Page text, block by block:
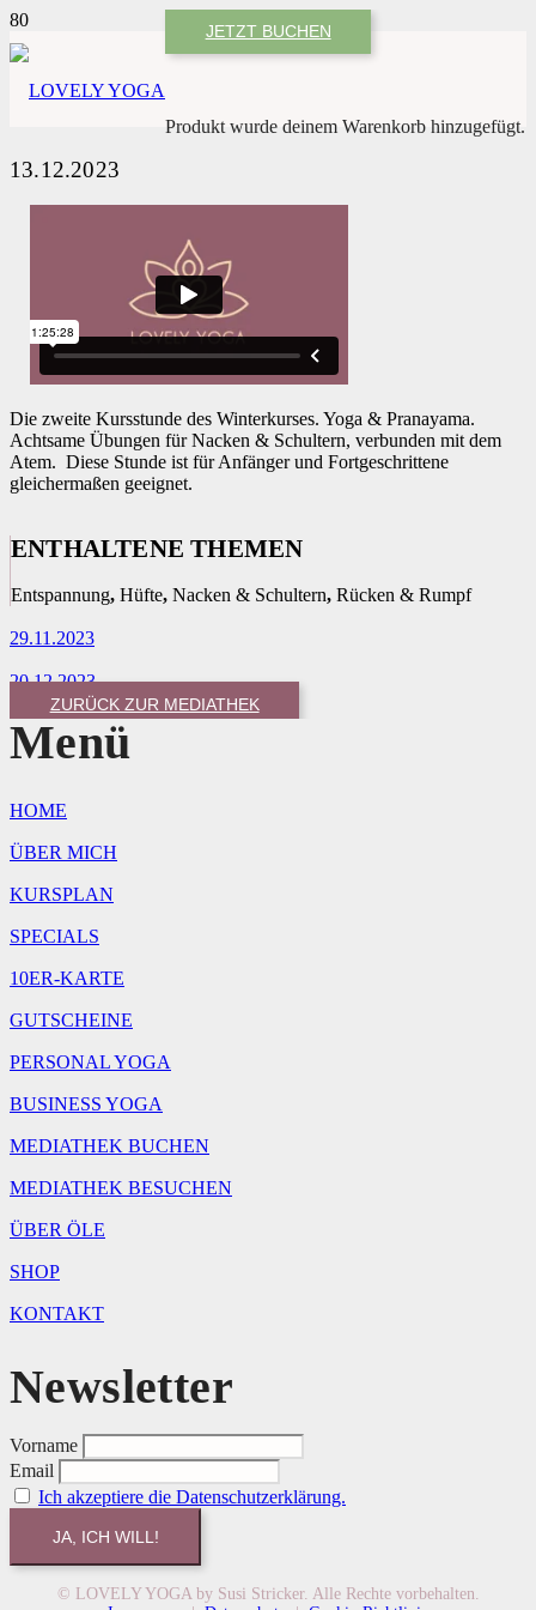
JETZT BUCHEN
Produkt wurde deinem Warenkorb hinzugefügt.
13.12.2023
Die zweite Kursstunde des Winterkurses. Yoga & Pranayama.
Achtsame Übungen für Nacken & Schultern, verbunden mit dem
Atem. Diese Stunde ist für Anfänger und Fortgeschrittene
gleichermaßen geeignet.
ENTHALTENE THEMEN
Entspannung, Hüfte, Nacken & Schultern, Rücken & Rumpf
29.11.2023
20.12.2023
ZURÜCK ZUR MEDIATHEK
Menü
HOME
ÜBER MICH
KURSPLAN
SPECIALS
10ER-KARTE
GUTSCHEINE
PERSONAL YOGA
BUSINESS YOGA
MEDIATHEK BUCHEN
MEDIATHEK BESUCHEN
ÜBER ÖLE
SHOP
KONTAKT
Newsletter
Vorname
Email
Ich akzeptiere die Datenschutzerklärung.
© LOVELY YOGA by Susi Stricker. Alle Rechte vorbehalten.